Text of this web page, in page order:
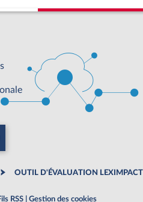
OUTIL D'ÉVALUATION LEXIMPACT
RSS Gestion des cookies